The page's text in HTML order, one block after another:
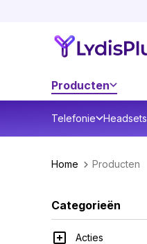
Producten
Telefonie Headsets
Home Producten
Categorieën
Acties